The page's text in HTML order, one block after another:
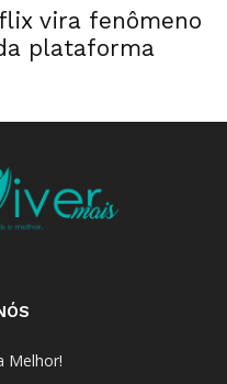
vira fenômeno
plataforma
Melhor!